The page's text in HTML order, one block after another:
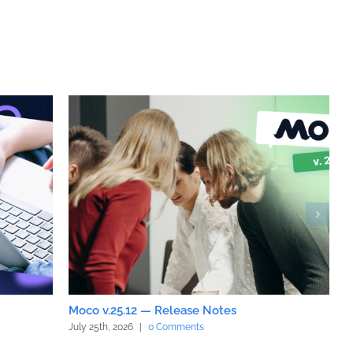
Moco v.25.12 — Release Notes
July 25th, 2026 | 0 Comments